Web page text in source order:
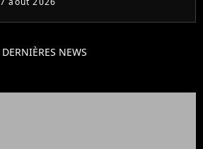
DERNIÈRES NEWS